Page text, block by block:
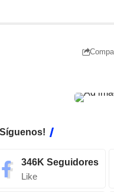
346K Seguidores
Like